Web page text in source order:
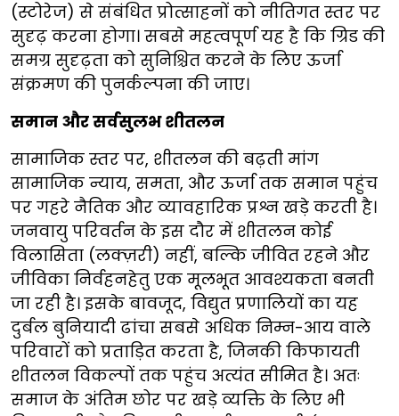
(स्टोरेज) से संबंधित प्रोत्साहनों को नीतिगत स्तर पर
सुदृढ़ करना होगा। सबसे महत्वपूर्ण यह है कि ग्रिड की
समग्र सुदृढ़ता को सुनिश्चित करने के लिए ऊर्जा
संक्रमण की पुनर्कल्पना की जाए।
समान और सर्वसुलभ शीतलन
सामाजिक स्तर पर, शीतलन की बढ़ती मांग
सामाजिक न्याय, समता, और ऊर्जा तक समान पहुंच
पर गहरे नैतिक और व्यावहारिक प्रश्न खड़े करती है।
जनवायु परिवर्तन के इस दौर में शीतलन कोई
विलासिता (लक्ज़री) नहीं, बल्कि जीवित रहने और
जीविका निर्वहनहेतु एक मूलभूत आवश्यकता बनती
जा रही है। इसके बावजूद, विद्युत प्रणालियों का यह
दुर्बल बुनियादी ढांचा सबसे अधिक निम्न-आय वाले
परिवारों को प्रताड़ित करता है, जिनकी किफायती
शीतलन विकल्पों तक पहुंच अत्यंत सीमित है। अतः
समाज के अंतिम छोर पर खड़े व्यक्ति के लिए भी